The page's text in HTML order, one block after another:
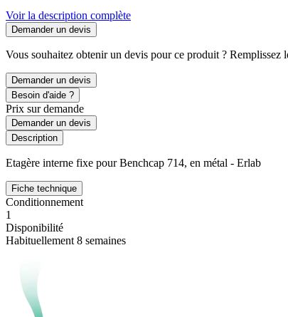
Voir la description complète
Demander un devis
Vous souhaitez obtenir un devis pour ce produit ? Remplissez
Demander un devis
Besoin d'aide ?
Prix sur demande
Demander un devis
Description
Etagère interne fixe pour Benchcap 714, en métal - Erlab
Fiche technique
Conditionnement
1
Disponibilité
Habituellement 8 semaines